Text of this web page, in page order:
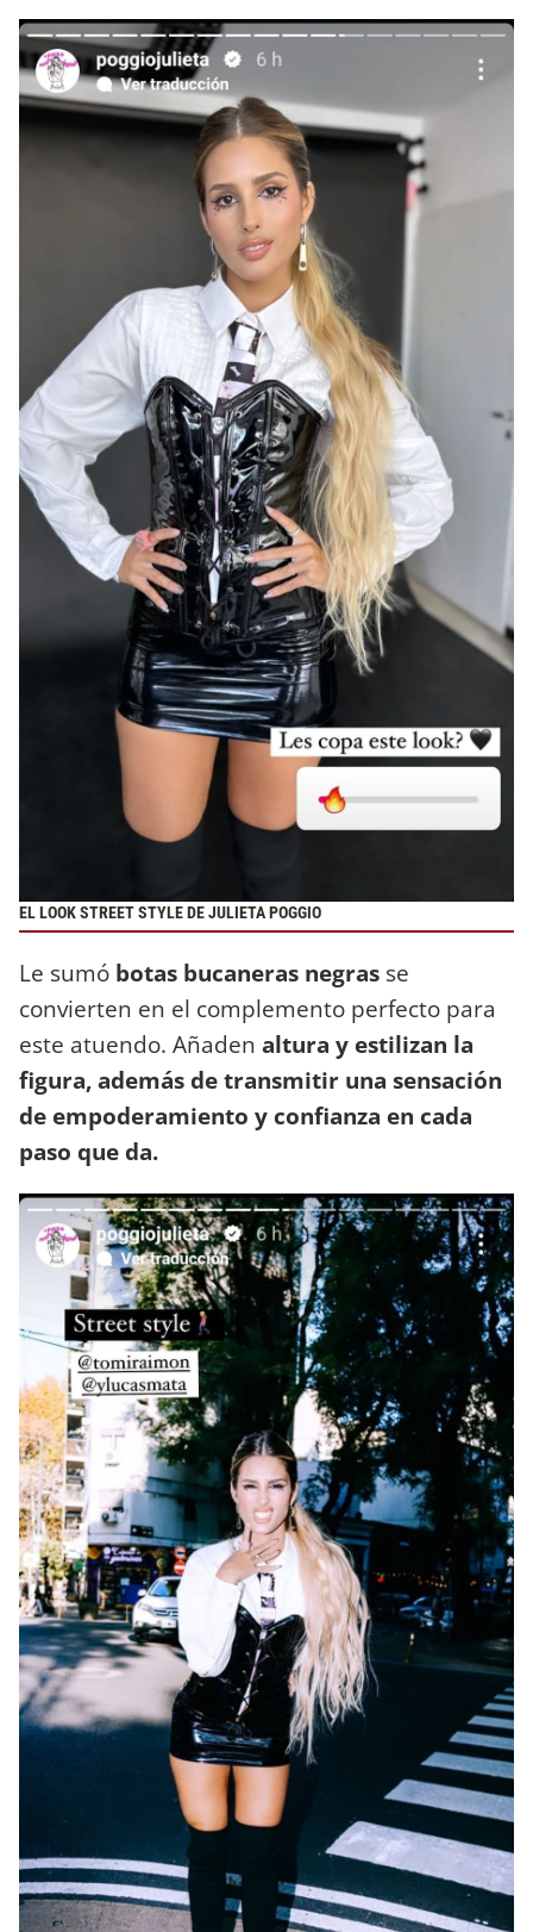
EL LOOK STREET STYLE DE JULIETA POGGIO
Le sumó botas bucaneras negras se
convierten en el complemento perfecto para
este atuendo. Añaden altura y estilizan la
figura, además de transmitir una sensación
de empoderamiento y confianza en cada
paso que da.